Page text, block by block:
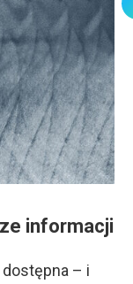
informacji
dostępna – i